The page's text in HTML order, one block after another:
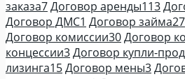
заказа7Договор аренды113
Договор ДМС1 Договор займа27
Договор комиссии30Договор
концессии3Договор купли-
лизинга15Договор мены3